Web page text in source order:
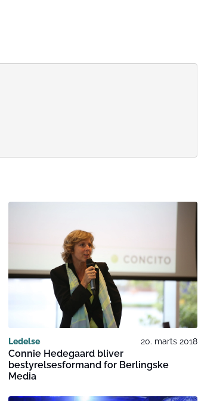
Ledelse 20. marts 2018
Connie Hedegaard bliver
bestyrelsesformand for Berlingske
Media